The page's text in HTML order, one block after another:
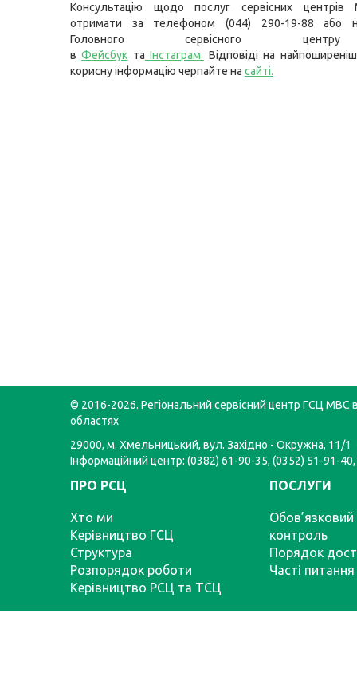
Консультацію щодо послуг сервісних
отримати за телефоном (044) 290-19-88 або
Головного сервісного
вФейсбук та Інстаграм. Відповіді на
корисну інформацію черпайте на сайті.
© 2016-2026. Регіональний сервісний центр ГСЦ МВС
областях
29000, м. Хмельницький, вул. Західно - Окружна, 11/1
Інформаційний центр: (0382) 61-90-35, (0352) 51-91-
ПРО РСЦ
Хто ми
Керівництво ГСЦ
Структура
Розпорядок роботи
Керівництво РСЦ та ТСЦ
ПОСЛУГИ
Обов’язковий
контроль
Порядок
Часті питання